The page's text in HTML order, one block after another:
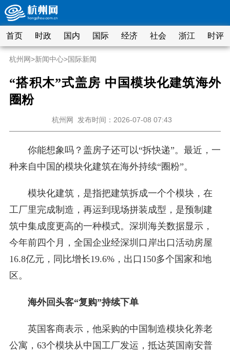
首页 时政 国内 国际 经济 社会 浙江 时评
杭州网>新闻中心>国际新闻
“搭积木”式盖房 中国模块化建筑海外
圈粉
杭州网 发布时间：2026-07-08 07:43
你能想象吗？盖房子还可以“拆快递”。最近，一
种来自中国的模块化建筑在海外持续“圈粉”。
模块化建筑，是指把建筑拆成一个个模块，在
工厂里完成制造，再运到现场拼装成型，是预制建
筑中集成度更高的一种模式。深圳海关数据显示，
今年前四个月，全国企业经深圳口岸出口活动房屋
16.8亿元，同比增长19.6%，出口150多个国家和地
区。
海外回头客“复购”持续下单
英国客商表示，他采购的中国制造模块化养老
公寓，63个模块从中国工厂发运，抵达英国南安普